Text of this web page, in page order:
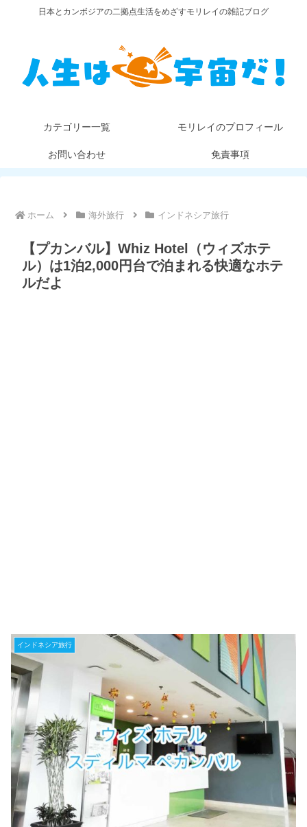
日本とカンボジアの二拠点生活をめざすモリレイの雑記ブログ
カテゴリー一覧 モリレイのプロフィール
お問い合わせ 免責事項
ホーム 海外旅行 インドネシア旅行
【プカンバル】Whiz Hotel（ウィズホテ
ル）は1泊2,000円台で泊まれる快適なホテ
ルだよ
インドネシア旅行